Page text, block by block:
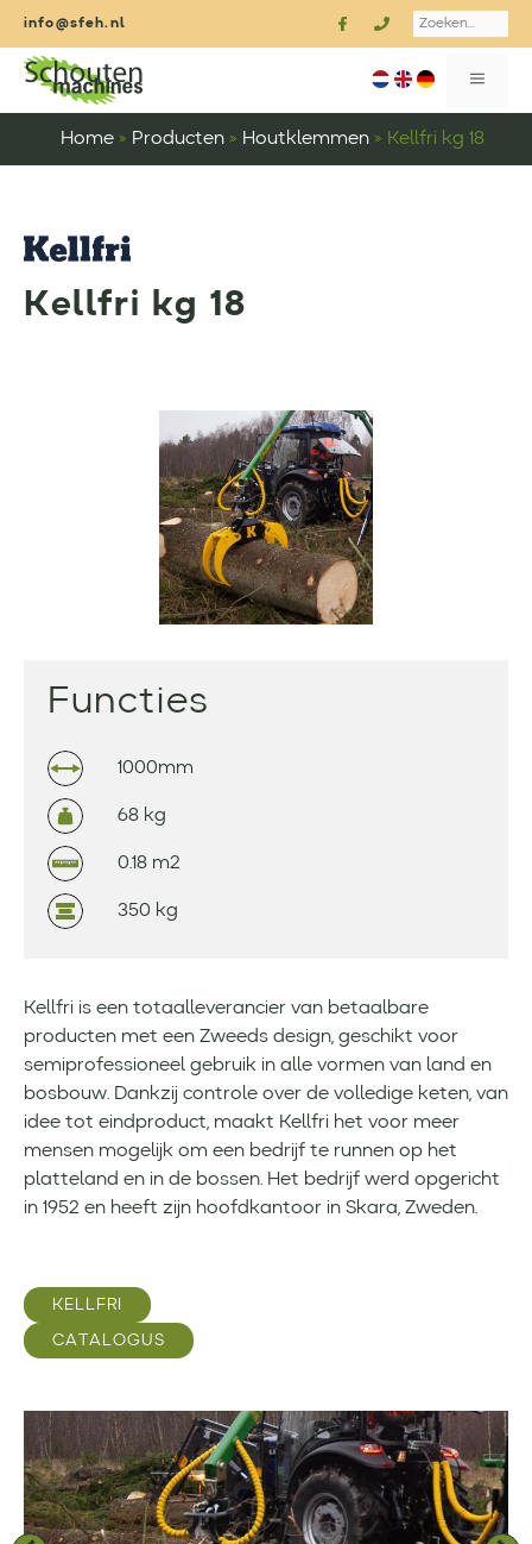
Ga
inhoud
info@sfeh.nl Search
MENU
Home » Producten » Houtklemmen » Kellfri kg 18
Kellfri kg 18
Functies
1000mm
68 kg
0.18 m2
350 kg
Kellfri is een totaalleverancier van betaalbare
producten met een Zweeds design, geschikt voor
semiprofessioneel gebruik in alle vormen van land en
bosbouw. Dankzij controle over de volledige keten, van
idee tot eindproduct, maakt Kellfri het voor meer
mensen mogelijk om een bedrijf te runnen op het
platteland en in de bossen. Het bedrijf werd opgericht
in 1952 en heeft zijn hoofdkantoor in Skara, Zweden.
KELLFRI
CATALOGUS